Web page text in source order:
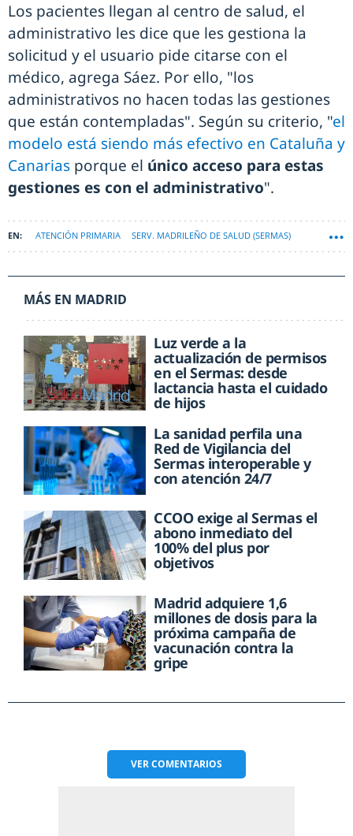
Los pacientes llegan al centro de salud, el
administrativo les dice que les gestiona la
solicitud y el usuario pide citarse con el
médico, agrega Sáez. Por ello, "los
administrativos no hacen todas las gestiones
que están contempladas". Según su criterio, "el
modelo está siendo más efectivo en Cataluña y
Canarias porque el único acceso para estas
gestiones es con el administrativo".
ATENCIÓN PRIMARIA SERV. MADRILEÑO DE SALUD (SERMAS)
MÁS EN MADRID
Luz verde a la
actualización de permisos
en el Sermas: desde
lactancia hasta el cuidado
de hijos
La sanidad perfila una
Red de Vigilancia del
Sermas interoperable y
con atención 24/7
CCOO exige al Sermas el
abono inmediato del
100% del plus por
objetivos
Madrid adquiere 1,6
millones de dosis para la
próxima campaña de
vacunación contra la
gripe
VERCOMENTARIOS